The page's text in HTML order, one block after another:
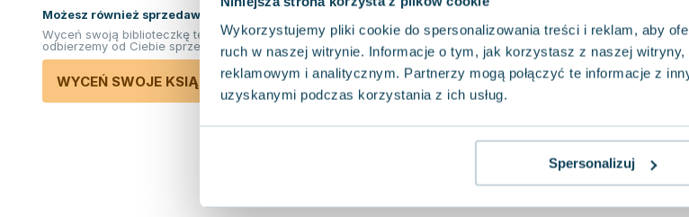
Wykorzystujemy pliki cookie do spersonalizowania treści i reklam, aby
ruch w naszej witrynie. Informacje o tym, jak korzystasz z naszej
reklamowym i analitycznym. Partnerzy mogą połączyć te informacje z
uzyskanymi podczas korzystania z ich usług.
Spersonalizuj
Możesz również sprzedawać ksiązki!
Wyceń swoją biblioteczkę teraz. Odkupimy i
odbierzemy od Ciebie sprzedane książki.
WYCEŃ SWOJE KSIĄŻKI